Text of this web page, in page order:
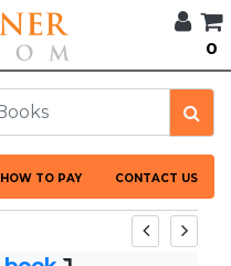
0
HOW TO PAY CONTACT US